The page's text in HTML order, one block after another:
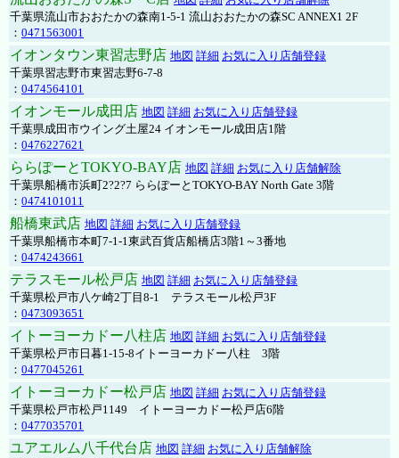
千葉県流山市おおたかの森南1-5-1 流山おおたかの森SC ANNEX1 2F
： 0471563001
イオンタウン東習志野店 地図 詳細 お気に入り店舗登録
千葉県習志野市東習志野6-7-8
： 0474564101
イオンモール成田店 地図 詳細 お気に入り店舗登録
千葉県成田市ウイング土屋24 イオンモール成田店1階
： 0476227621
ららぽーとTOKYO-BAY店 地図 詳細 お気に入り店舗解除
千葉県船橋市浜町2?2?7 ららぽーとTOKYO-BAY North Gate 3階
： 0474101011
船橋東武店 地図 詳細 お気に入り店舗登録
千葉県船橋市本町7-1-1東武百貨店船橋店3階1～3番地
： 0474243661
テラスモール松戸店 地図 詳細 お気に入り店舗登録
千葉県松戸市八ケ崎2丁目8-1 テラスモール松戸3F
： 0473093651
イトーヨーカドー八柱店 地図 詳細 お気に入り店舗登録
千葉県松戸市日暮1-15-8イトーヨーカドー八柱 3階
： 0477045261
イトーヨーカドー松戸店 地図 詳細 お気に入り店舗登録
千葉県松戸市松戸1149 イトーヨーカドー松戸店6階
： 0477035701
ユアエルム八千代台店 地図 詳細 お気に入り店舗解除